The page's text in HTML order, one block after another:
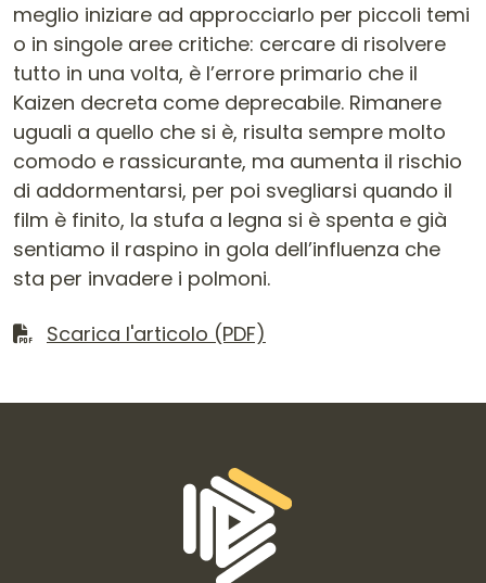
meglio iniziare ad approcciarlo per piccoli temi
o in singole aree critiche: cercare di risolvere
tutto in una volta, è l’errore primario che il
Kaizen decreta come deprecabile. Rimanere
uguali a quello che si è, risulta sempre molto
comodo e rassicurante, ma aumenta il rischio
di addormentarsi, per poi svegliarsi quando il
film è finito, la stufa a legna si è spenta e già
sentiamo il raspino in gola dell’influenza che
sta per invadere i polmoni.
Scarica il file
Scarica l'articolo (PDF)
Informazioni di contatto e link